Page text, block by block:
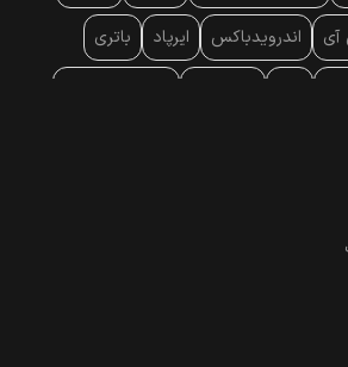
آی اندرویدباکس ایرپاد باتری
پسیو شبکه